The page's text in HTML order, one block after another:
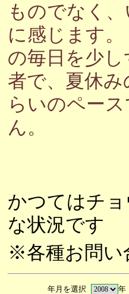
ものでなく
に感じます
の毎日を少
者で、夏休
らいのペー
ん。
かつてはチ
な状況です
※各種お問い
年月を選択 年